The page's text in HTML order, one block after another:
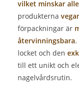
vilket minskar
produkterna
förpackningar är
återvinningsbara
locket och den
till ett unikt och
nagelvårdsrutin.